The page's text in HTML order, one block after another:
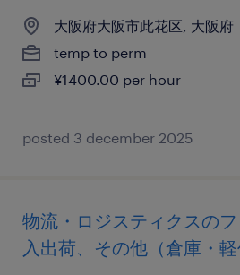
大阪府大阪市此花区, 大阪府
temp to perm
¥1400.00 per hour
posted 3 december 2025
物流・ロジスティクスのフ
入出荷、その他（倉庫・軽